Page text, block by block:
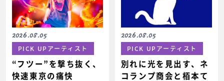
2026.08.05
PICK UPアーティスト
“フツー”を撃ち抜く、
快速東京の痛快
2026.08.05
PICK UPアーティスト
別れに光を見出す、ネ
コランプ商会と栢本て